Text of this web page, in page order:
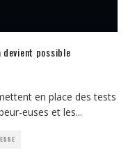
devient possible
en place des tests
euses et les...